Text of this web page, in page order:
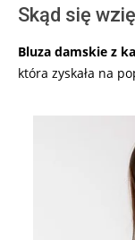
Skąd się
Bluza damskie z
która zyskała na